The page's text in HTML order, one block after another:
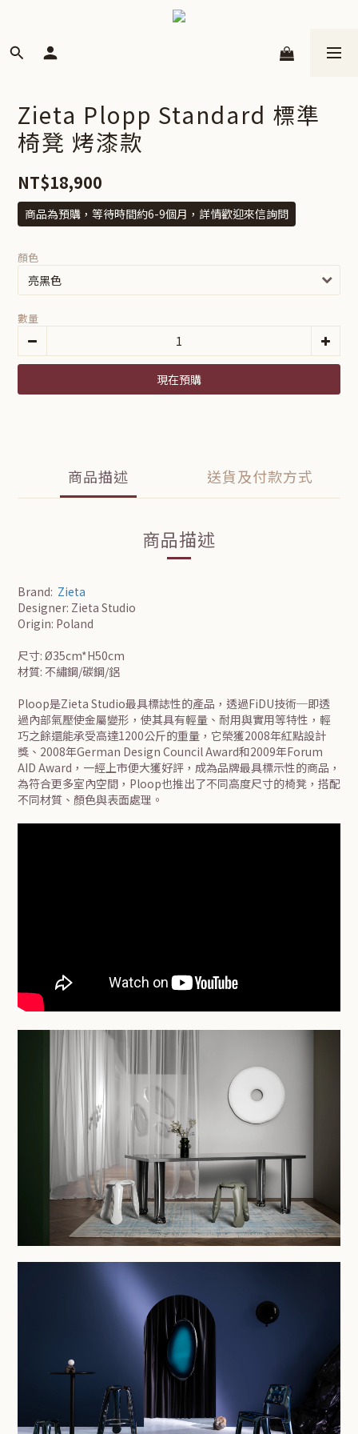
Zieta Plopp Standard 標準
椅凳 烤漆款
NT$18,900
商品為預購，等待時間約6-9個月，詳情歡迎來信詢問
顏色
數量
現在預購
商品描述 送貨及付款方式
商品描述
Brand: Zieta
Designer: Zieta Studio
Origin: Poland
尺寸: Ø35cm*H50cm
材質: 不繡鋼/碳鋼/鋁
Ploop是Zieta Studio最具標誌性的產品，透過FiDU技術─即透
過內部氣壓使金屬變形，使其具有輕量、耐用與實用等特性，輕
巧之餘還能承受高達1200公斤的重量，它榮獲2008年紅點設計
獎、2008年German Design Council Award和2009年Forum
AID Award，一經上市便大獲好評，成為品牌最具標示性的商品，
為符合更多室內空間，Ploop也推出了不同高度尺寸的椅凳，搭配
不同材質、顏色與表面處理。